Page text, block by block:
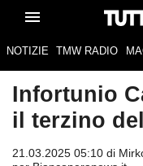
NOTIZIE TMW RADIO
Infortunio
il terzino
21.03.2025 05:10 di